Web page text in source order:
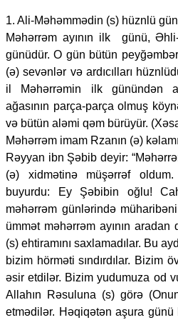
1. Ali-Məhəmmədin (s) hüznlü
Məhərrəm ayının ilk günü,
günüdür. O gün bütün
(ə) sevənlər və ardıcılları
il Məhərrəmin ilk günündən
ağasının parça-parça olmuş
və bütün aləmi qəm bürüyür.
Məhərrəm imam Rzanın (ə)
Rəyyan ibn Şəbib deyir:
(ə) xidmətinə müşərrəf
buyurdu: Ey Şəbibin oğlu!
məhərrəm günlərində
ümmət məhərrəm ayının aradan
(s) ehtiramını saxlamadılar. Bu
bizim hörməti sındırdılar. Bizim
əsir etdilər. Bizim yudumuza od
Allahın Rəsuluna (s) görə
etmədilər. Həqiqətən aşura günü